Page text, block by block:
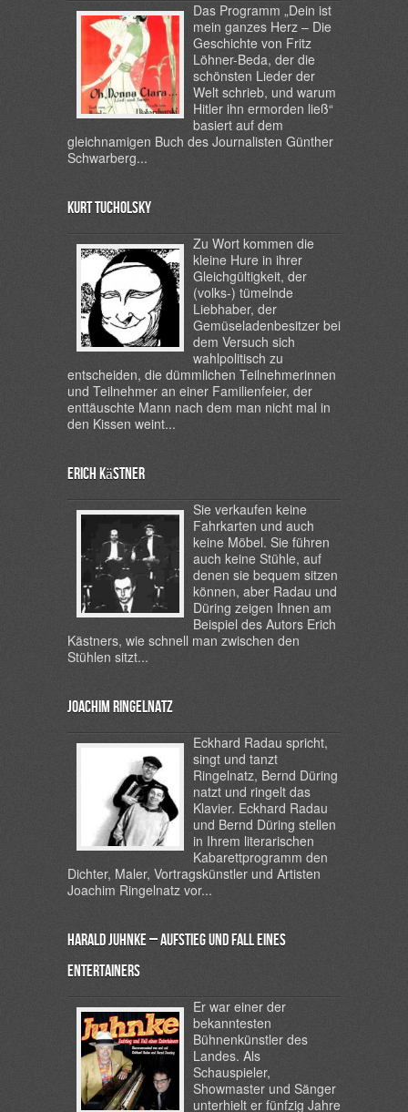
Das Programm „Dein ist
mein ganzes Herz – Die
Geschichte von Fritz
Löhner-Beda, der die
schönsten Lieder der
Welt schrieb, und warum
Hitler ihn ermorden ließ“
basiert auf dem
gleichnamigen Buch des Journalisten Günther
Schwarberg...
Kurt Tucholsky
Zu Wort kommen die
kleine Hure in ihrer
Gleichgültigkeit, der
(volks-) tümelnde
Liebhaber, der
Gemüseladenbesitzer bei
dem Versuch sich
wahlpolitisch zu
entscheiden, die dümmlichen Teilnehmerinnen
und Teilnehmer an einer Familienfeier, der
enttäuschte Mann nach dem man nicht mal in
den Kissen weint...
Erich Kästner
Sie verkaufen keine
Fahrkarten und auch
keine Möbel. Sie führen
auch keine Stühle, auf
denen sie bequem sitzen
können, aber Radau und
Düring zeigen Ihnen am
Beispiel des Autors Erich
Kästners, wie schnell man zwischen den
Stühlen sitzt...
Joachim Ringelnatz
Eckhard Radau spricht,
singt und tanzt
Ringelnatz, Bernd Düring
natzt und ringelt das
Klavier. Eckhard Radau
und Bernd Düring stellen
in Ihrem literarischen
Kabarettprogramm den
Dichter, Maler, Vortragskünstler und Artisten
Joachim Ringelnatz vor...
Harald Juhnke – Aufstieg und Fall eines
Entertainers
Er war einer der
bekanntesten
Bühnenkünstler des
Landes. Als
Schauspieler,
Showmaster und Sänger
unterhielt er fünfzig Jahre